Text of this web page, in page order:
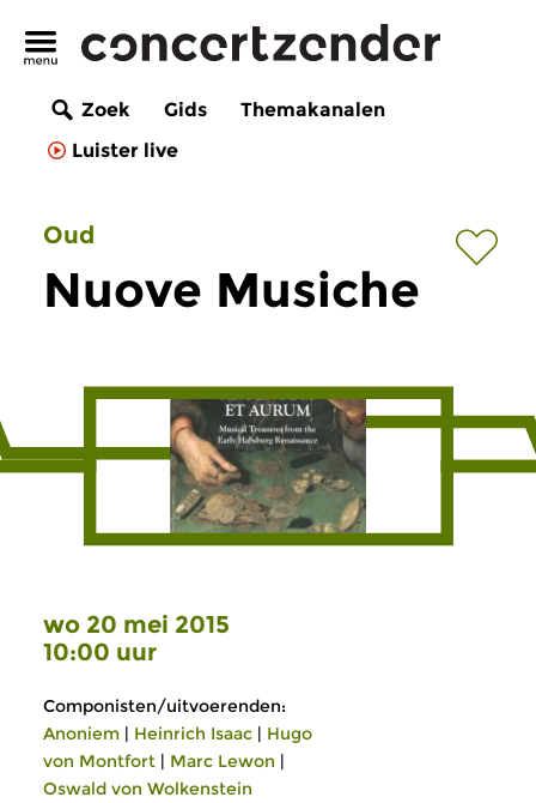
Zoek Gids
Themakanalen
Luister live
Oud
Nuove Musiche
wo 20 mei 2015
10:00 uur
Componisten/uitvoerenden:
Anoniem | Heinrich Isaac | Hugo
von Montfort | Marc Lewon |
Oswald von Wolkenstein